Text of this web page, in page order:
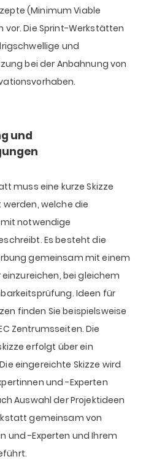
(Minimum Viable
vor. Die Sprint-Werkstätten
und
bei der Anbahnung von
und
muss eine kurze Skizze
welche die
notwendige
Es besteht die
gemeinsam mit einem
bei gleichem
Ideen für
finden Sie beispielsweise
Zentrumsseiten. Die
erfolgt über ein
eingereichte Skizze wird
und -Experten
Auswahl der Projektideen
gemeinsam von
und -Experten und Ihrem